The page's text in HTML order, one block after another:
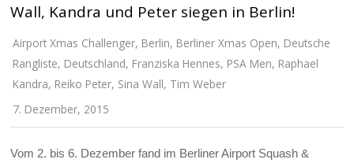
Wall, Kandra und Peter siegen in Berlin!
Airport Xmas Challenger, Berlin, Berliner Xmas Open, Deutsche
Rangliste, Deutschland, Franziska Hennes, PSA Men, Raphael
Kandra, Reiko Peter, Sina Wall, Tim Weber
7. Dezember, 2015
Vom 2. bis 6. Dezember fand im Berliner Airport Squash &